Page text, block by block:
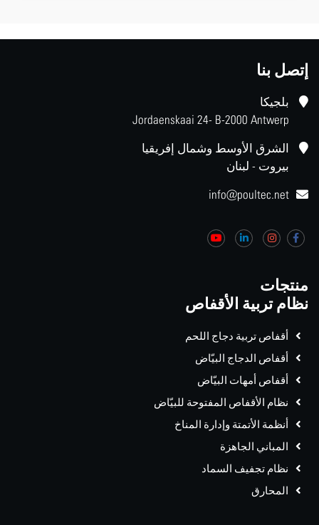
إتصل بنا
بلجيكا
Jordaenskaai 24- B-2000 Antwerp
الشرق الأوسط وشمال إفريقيا
بيروت - لبنان
info@poultec.net
منتجات
نظام تربية الأقفاص
أقفاص تربية دجاج اللحم
أقفاص الدجاج البيّاض
أقفاص أمهات البيّاض
نظام الأقفاص المفتوحة للبيّاض
أنظمة الأتمتة وإدارة المناخ
المباني الجاهزة
نظام تجفيف السماد
المحارق